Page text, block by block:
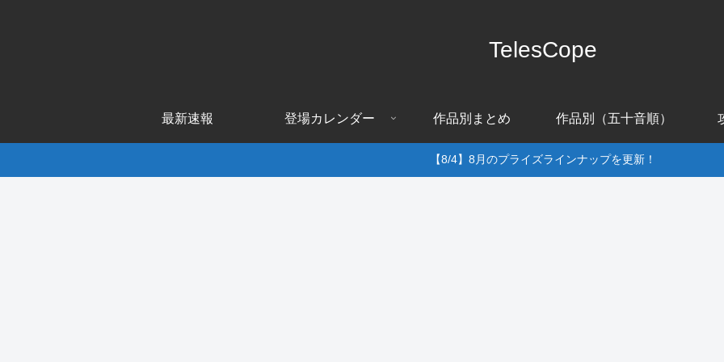
TelesCope
最新速報 登場カレンダー 作品別まとめ 作品別（五十音順）
【8/4】8月のプライズラインナップを更新！